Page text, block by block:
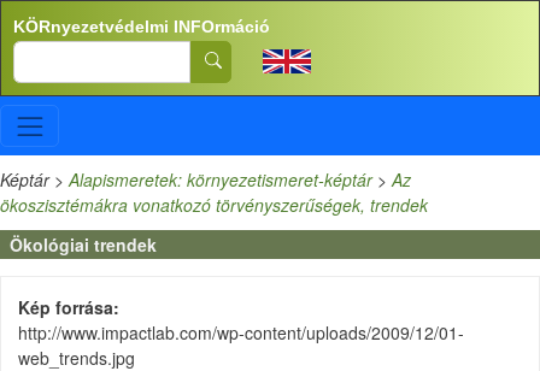
Ugrás a tartalomra
KÖRnyezetvédelmi INFOrmáció
Search
Képtár>Alapismeretek: környezetismeret-képtár>Az
ökoszisztémákra vonatkozó törvényszerűségek, trendek
Ökológiai trendek
Kép forrása
http://www.impactlab.com/wp-content/uploads/2009/12/01-
web_trends.jpg